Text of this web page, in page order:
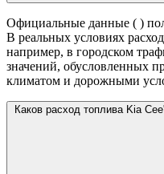
Официальные данные ( )
В реальных условиях
например, в городском
значений, обусловленных
климатом и дорожными
Каков расход топлива Kia